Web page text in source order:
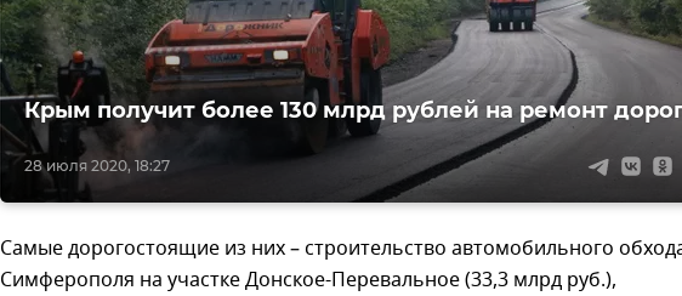
28 июля 2020, 18:27
Крым получит более 130 млрд рублей на ремонт
Самые дорогостоящие из них – строительство автомобильного
Симферополя на участке Донское-Перевальное (33,3 млрд руб.),